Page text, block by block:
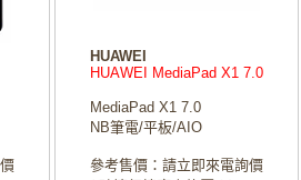
HUAWEI
HUAWEI MediaPad X1 7.0
MediaPad X1 7.0
NB筆電/平板/AIO
參考售價：請立即來電詢價